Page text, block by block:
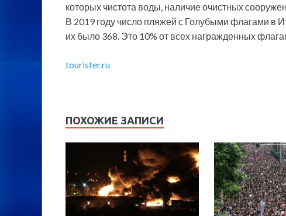
которых чистота воды, наличие очистных
В 2019 году число пляжей с Голубыми флагами в
их было 368. Это 10% от всех награжденных
tourister.ru
ПОХОЖИЕ ЗАПИСИ